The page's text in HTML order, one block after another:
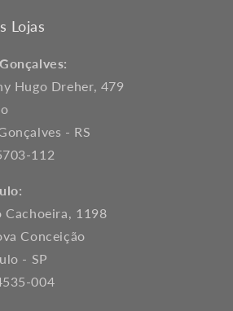
Lojas
Hugo Dreher, 479
- RS
112
Cachoeira, 1198
Conceição
- SP
004